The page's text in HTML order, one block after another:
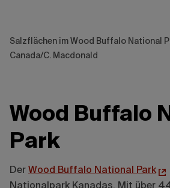
Salzflächen im Wood Buffalo National
Canada/C. Macdonald
Wood Buffalo
Park
Der Wood Buffalo National Park
Nationalpark Kanadas. Mit über